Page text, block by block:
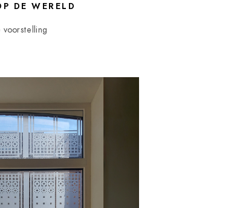
DE WERELD